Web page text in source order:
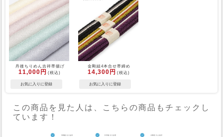
丹後ちりめん吉祥帯揚げ
11,000円 (税込)
金剛組4本合せ帯締め
14,300円 (税込)
この商品を見た人は、こちらの商品もチェックし
ています！